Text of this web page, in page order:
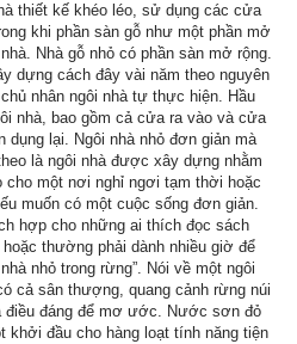
thiết kế khéo léo, sử dụng các cửa
khi phần sàn gỗ như một phần mở
Nhà gỗ nhỏ có phần sàn mở rộng.
dựng cách đây vài năm theo nguyên
nhân ngôi nhà tự thực hiện. Hầu
nhà, bao gồm cả cửa ra vào và cửa
lại. Ngôi nhà nhỏ đơn giản mà
là ngôi nhà được xây dựng nhằm
cho một nơi nghỉ ngơi tạm thời hoặc
muốn có một cuộc sống đơn giản.
hợp cho những ai thích đọc sách
thường phải dành nhiều giờ để
nhỏ trong rừng”. Nói về một ngôi
cả sân thượng, quang cảnh rừng núi
điều đáng để mơ ước. Nước sơn đỏ
khởi đầu cho hàng loạt tính năng tiện